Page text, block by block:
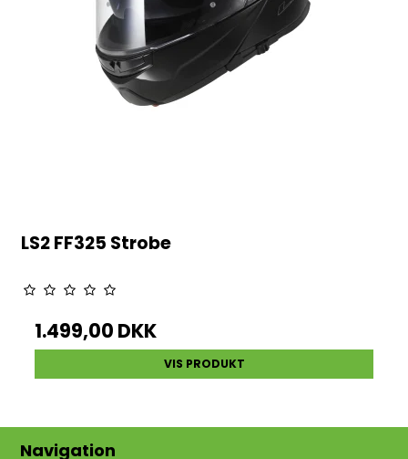
LS2 FF325 Strobe
1.499,00 DKK
VIS PRODUKT
Navigation